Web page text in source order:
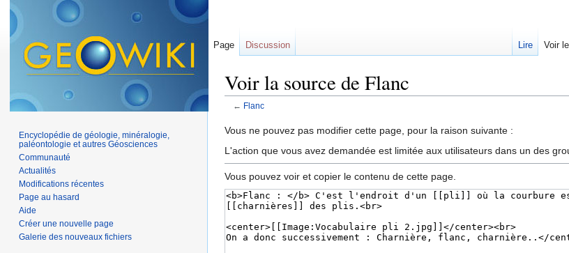
Voir la source de Flanc
← Flanc
Vous ne pouvez pas modifier cette page, pour la raison suivante :
L'action que vous avez demandée est limitée aux utilisateurs dans un des
Vous pouvez voir et copier le contenu de cette page.
Page Discussion Lire Voir
Encyclopédie de géologie, minéralogie,
paléontologie et autres Géosciences
Communauté
Actualités
Modifications récentes
Page au hasard
Aide
Créer une nouvelle page
Galerie des nouveaux fichiers